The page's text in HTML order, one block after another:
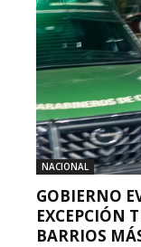
NACIONAL
GOBIERNO
EXCEPCIÓN
BARRIOS